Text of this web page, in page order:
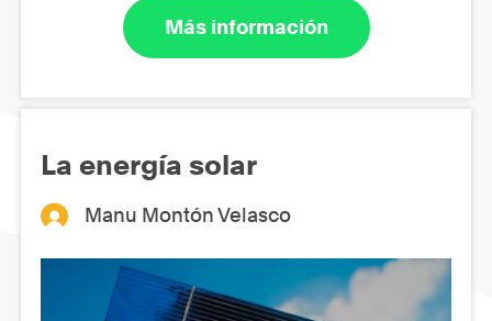
Más información
La energía solar
Manu Montón Velasco